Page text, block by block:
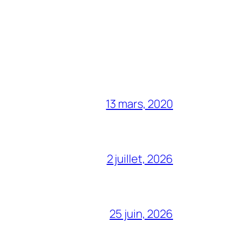
13 mars, 2020
2 juillet, 2026
25 juin, 2026